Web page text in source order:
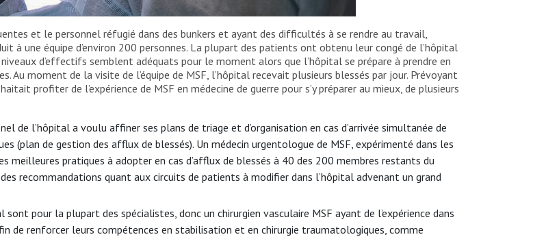
au bloc opératoire de l’hôpital
2022
et le personnel réfugié dans des bunkers et ayant des difficultés à se rendre au travail,
à une équipe d’environ 200 personnes. La plupart des patients ont obtenu leur congé de l’hôpital
d’effectifs semblent adéquats pour le moment alors que l’hôpital se prépare à prendre en
Au moment de la visite de l’équipe de MSF, l’hôpital recevait plusieurs blessés par jour. Prévoyant
profiter de l’expérience de MSF en médecine de guerre pour s’y préparer au mieux, de plusieurs
de l’hôpital a voulu affiner ses plans de triage et d’organisation en cas d’arrivée simultanée de
(plan de gestion des afflux de blessés). Un médecin urgentologue de MSF, expérimenté dans les
pratiques à adopter en cas d’afflux de blessés à 40 des 200 membres restants du
recommandations quant aux circuits de patients à modifier dans l’hôpital advenant un grand
pour la plupart des spécialistes, donc un chirurgien vasculaire MSF ayant de l’expérience dans
de renforcer leurs compétences en stabilisation et en chirurgie traumatologiques, comme